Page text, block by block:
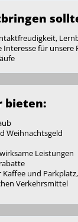
Interesse für unsere
bieten:
Weihnachtsgeld
Leistungen
Kaffee und
Verkehrsmittel